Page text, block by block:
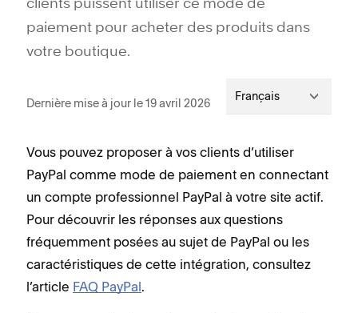
clients puissent utiliser ce mode de
paiement pour acheter des produits dans
votre boutique.
Dernière mise à jour le 19 avril 2026 Français
Vous pouvez proposer à vos clients d’utiliser
PayPal comme mode de paiement en connectant
un compte professionnel PayPal à votre site actif.
Pour découvrir les réponses aux questions
fréquemment posées au sujet de PayPal ou les
caractéristiques de cette intégration, consultez
l’article FAQ PayPal.